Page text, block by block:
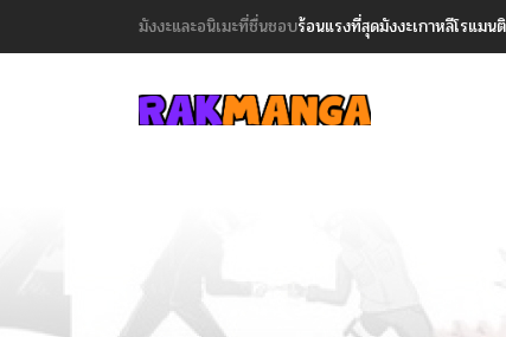
มังงะและอนิเมะที่ชื่นชอบร้อนแรงที่สุดมังงะเกาหลีโรแมน